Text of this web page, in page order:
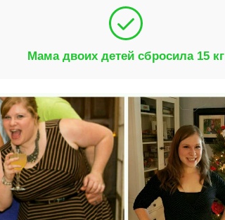
Мама двоих детей сбросила 15 кг